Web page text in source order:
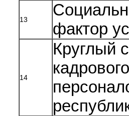
13
фактор
14
Круглый